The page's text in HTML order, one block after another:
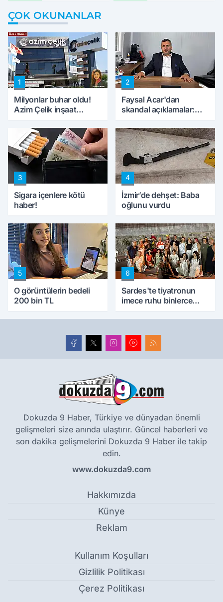
ÇOK OKUNANLAR
1
Milyonlar buhar oldu!
Azim Çelik inşaat
konuştu
2
Faysal Acar'dan
skandal açıklamalar:
peynircilerimizi de
kıskaca aldı, müdahale
ettik'
3
Sigara içenlere kötü
haber!
4
İzmir’de dehşet: Baba
oğlunu vurdu
5
O görüntülerin bedeli
200 bin TL
6
Sardes'te tiyatronun
imece ruhu binlerce
Dokuzda 9 Haber, Türkiye ve dünyadan önemli
gelişmeleri size anında ulaştırır. Güncel haberleri ve
son dakika gelişmelerini Dokuzda 9 Haber ile takip
edin.
www.dokuzda9.com
Hakkımızda
Künye
Reklam
Kullanım Koşulları
Gizlilik Politikası
Çerez Politikası